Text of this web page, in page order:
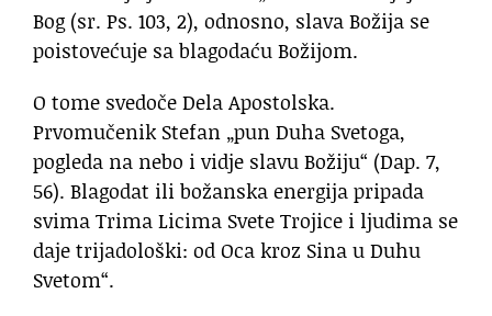
Bog (sr. Ps. 103, 2), odnosno, slava Božija se
poistovećuje sa blagodaću Božijom.
O tome svedoče Dela Apostolska.
Prvomučenik Stefan „pun Duha Svetoga,
pogleda na nebo i vidje slavu Božiju“ (Dap. 7,
56). Blagodat ili božanska energija pripada
svima Trima Licima Svete Trojice i ljudima se
daje trijadološki: od Oca kroz Sina u Duhu
Svetom“.